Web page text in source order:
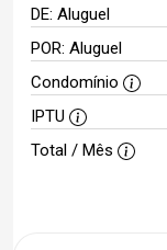
DE: Aluguel
POR: Aluguel
Condomínio
IPTU
Total / Mês